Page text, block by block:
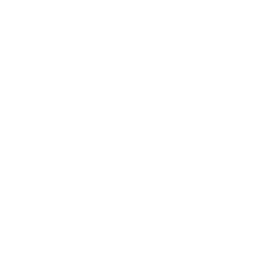
wir erneut einen
sehr schön und
der gut getarnt
wussten, wo wir zuerst
ein voller Erfolg,
Somit haben wir heute
Mal und sonnige
Absprache entschieden